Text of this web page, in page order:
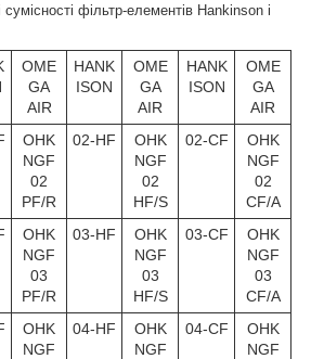
фільтр-елементів Hankinson і
OME
GA
AIR
HANK
ISON
OME
GA
AIR
HANK
ISON
OME
GA
AIR
OHK
NGF
02
PF/R
02-HF
OHK
NGF
02
HF/S
02-CF
OHK
NGF
02
CF/A
OHK
NGF
03
PF/R
03-HF
OHK
NGF
03
HF/S
03-CF
OHK
NGF
03
CF/A
OHK
NGF
04-HF
OHK
NGF
04-CF
OHK
NGF